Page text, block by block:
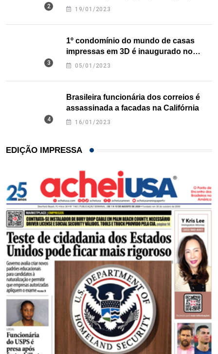
nos EUA
19/01/2023
1º condomínio do mundo de casas
impressas em 3D é inaugurado no
Texas
05/01/2023
Brasileira funcionária dos correios é
assassinada a facadas na Califórnia
16/01/2023
EDIÇÃO IMPRESSA